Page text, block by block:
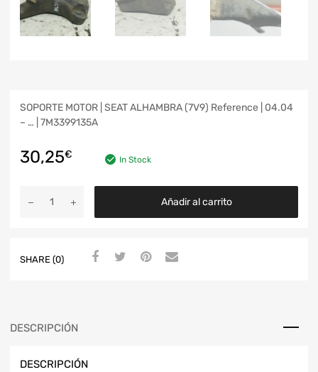
SOPORTE MOTOR | SEAT ALHAMBRA (7V9) Reference | 04.04
– … | 7M3399135A
30,25€ In Stock
Añadir al carrito
SHARE (0)
DESCRIPCIÓN
DESCRIPCIÓN